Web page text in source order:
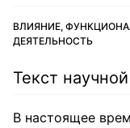
ВЛИЯНИЕ,
ДЕЯТЕЛЬНОСТЬ
Текст
В настоящее